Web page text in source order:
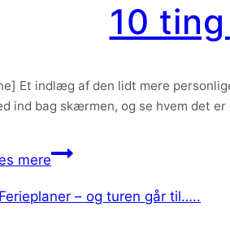
uger
som
10
Et indlæg af den lidt mere
ind bag skærmen, og se hvem det
mere10
du